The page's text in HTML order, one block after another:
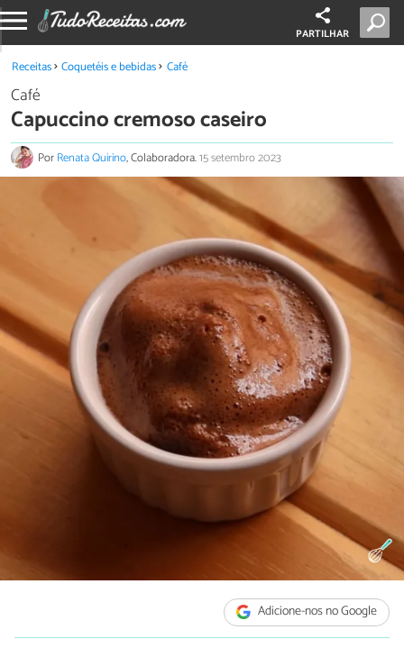
PARTILHAR
Receitas Coquetéis e bebidas Café
Café
Capuccino cremoso caseiro
PorRenata Quirino, Colaboradora.15 setembro 2023
Adicione-nos no Google